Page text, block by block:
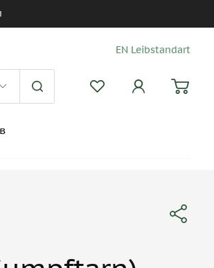
EN Leibstandart